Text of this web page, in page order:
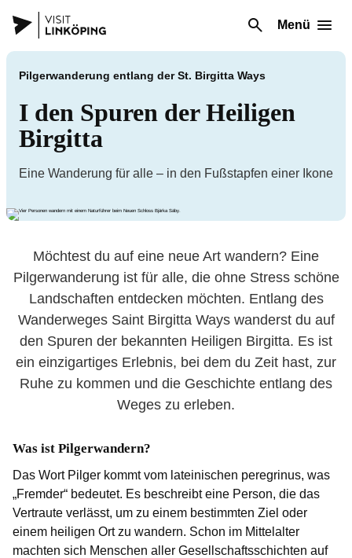
Menü
Pilgerwanderung entlang der St. Birgitta Ways
I den Spuren der Heiligen
Birgitta
Eine Wanderung für alle – in den Fußstapfen einer Ikone
Möchtest du auf eine neue Art wandern? Eine
Pilgerwanderung ist für alle, die ohne Stress schöne
Landschaften entdecken möchten. Entlang des
Wanderweges Saint Birgitta Ways wanderst du auf
den Spuren der bekannten Heiligen Birgitta. Es ist
ein einzigartiges Erlebnis, bei dem du Zeit hast, zur
Ruhe zu kommen und die Geschichte entlang des
Weges zu erleben.
Was ist Pilgerwandern?
Das Wort Pilger kommt vom lateinischen peregrinus, was
„Fremder“ bedeutet. Es beschreibt eine Person, die das
Vertraute verlässt, um zu einem bestimmten Ziel oder
einem heiligen Ort zu wandern. Schon im Mittelalter
machten sich Menschen aller Gesellschaftsschichten auf